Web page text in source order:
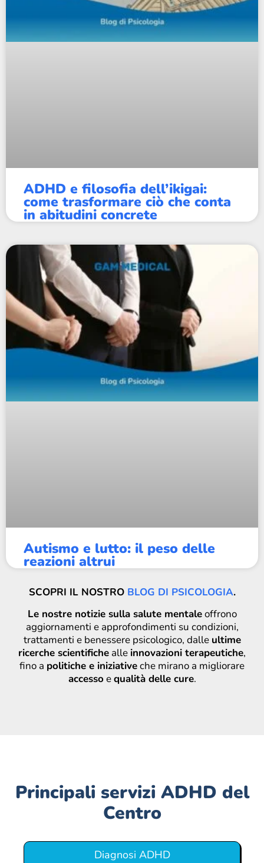
ADHD e filosofia dell’ikigai:
come trasformare ciò che conta
in abitudini concrete
Autismo e lutto: il peso delle
reazioni altrui
SCOPRI IL NOSTRO BLOG DI PSICOLOGIA.
Le nostre notizie sulla salute mentaleoffrono
aggiornamenti e approfondimenti su condizioni,
trattamenti e benessere psicologico, dalle ultime
ricerche scientifiche alle innovazioni terapeutiche,
fino a politiche e iniziativeche mirano a migliorare
accessoequalità delle cure.
Principali servizi ADHD del
Centro
Diagnosi ADHD